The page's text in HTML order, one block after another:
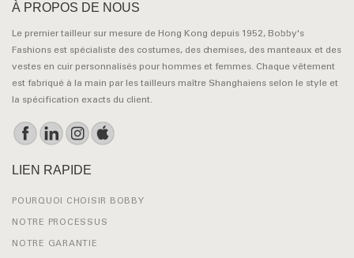
À PROPOS DE NOUS
Le premier tailleur sur mesure de Hong Kong depuis 1952, Bobby's
Fashions est spécialiste des costumes, des chemises, des manteaux et des
vestes en cuir personnalisés pour hommes et femmes. Chaque vêtement
est fabriqué à la main par les tailleurs maître Shanghaiens selon le style et
la spécification exacts du client.
LIEN RAPIDE
POURQUOI CHOISIR BOBBY
NOTRE PROCESSUS
NOTRE GARANTIE